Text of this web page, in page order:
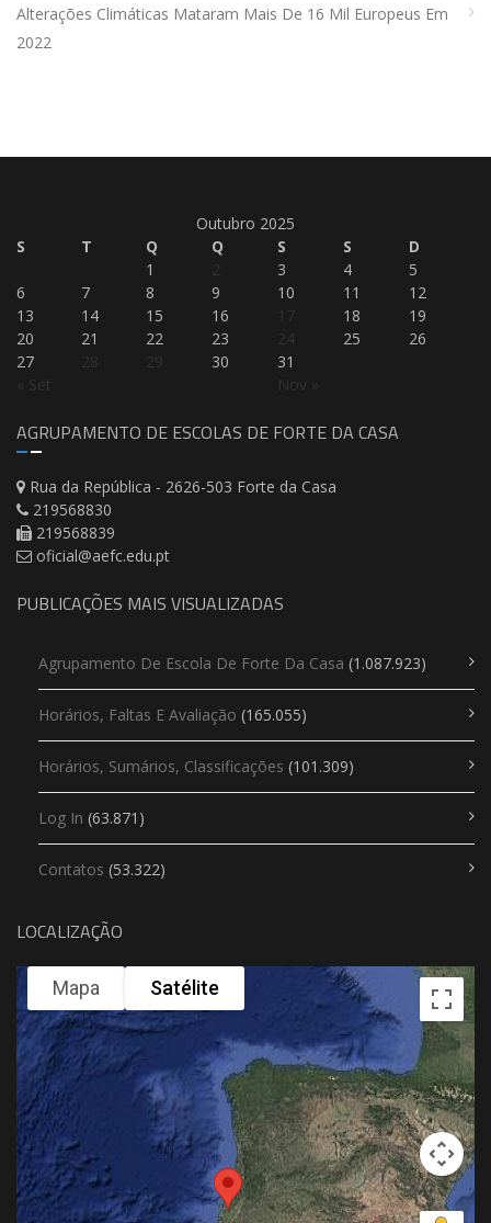
Alterações Climáticas Mataram Mais De 16 Mil Europeus Em
2022
Outubro 2025
S
T Q Q S S D
« Set Nov »
1 2 3 4
5
6
7 8 9 10 11
12
13
14 15 16 17 18
19
20
21 22 23 24 25
26
27
28 29 30 31
AGRUPAMENTO DE ESCOLAS DE FORTE DA CASA
Rua da República - 2626-503 Forte da Casa
219568830
219568839
oficial@aefc.edu.pt
PUBLICAÇÕES MAIS VISUALIZADAS
Agrupamento De Escola De Forte Da Casa (1.087.923)
Horários, Faltas E Avaliação (165.055)
Horários, Sumários, Classificações (101.309)
Log In (63.871)
Contatos (53.322)
LOCALIZAÇÃO
Mapa Satélite